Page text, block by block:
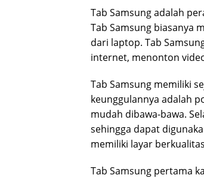
Tab Samsung adalah
Tab Samsung biasanya
dari laptop. Tab
internet, menonton
Tab Samsung memiliki
keunggulannya adalah
mudah dibawa-bawa.
sehingga dapat
memiliki layar
Tab Samsung pertama